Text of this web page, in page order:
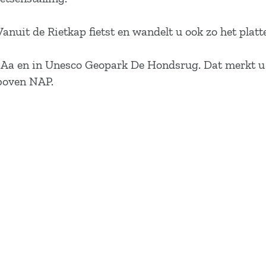
de Rietkap fietst en wandelt u ook zo het
en in Unesco Geopark De Hondsrug. Dat merkt
NAP.